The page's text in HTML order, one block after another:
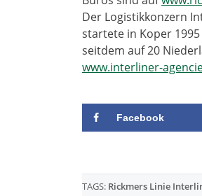
Der Logistikkonzern
startete in Koper
seitdem auf 20
www.interliner-
Facebook
TAGS: Rickmers Linie